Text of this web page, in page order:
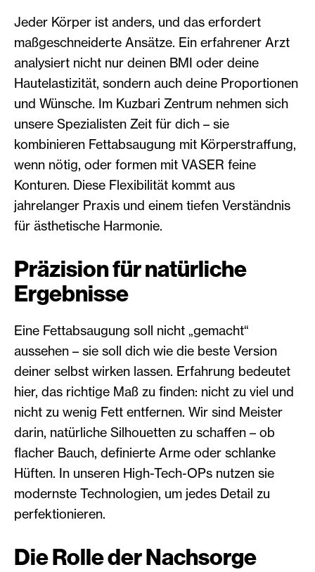
Jeder Körper ist anders, und das erfordert
maßgeschneiderte Ansätze. Ein erfahrener Arzt
analysiert nicht nur deinen BMI oder deine
Hautelastizität, sondern auch deine Proportionen
und Wünsche. Im Kuzbari Zentrum nehmen sich
unsere Spezialisten Zeit für dich – sie
kombinieren Fettabsaugung mit Körperstraffung,
wenn nötig, oder formen mit VASER feine
Konturen. Diese Flexibilität kommt aus
jahrelanger Praxis und einem tiefen Verständnis
für ästhetische Harmonie.
Präzision für natürliche
Ergebnisse
Eine Fettabsaugung soll nicht „gemacht“
aussehen – sie soll dich wie die beste Version
deiner selbst wirken lassen. Erfahrung bedeutet
hier, das richtige Maß zu finden: nicht zu viel und
nicht zu wenig Fett entfernen. Wir sind Meister
darin, natürliche Silhouetten zu schaffen – ob
flacher Bauch, definierte Arme oder schlanke
Hüften. In unseren High-Tech-OPs nutzen sie
modernste Technologien, um jedes Detail zu
perfektionieren.
Die Rolle der Nachsorge